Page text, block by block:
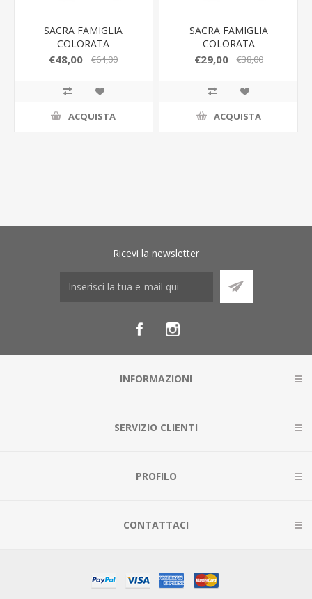
SACRA FAMIGLIA
COLORATA
81252/4LCOL
€48,00 €64,00
ACQUISTA
SACRA FAMIGLIA
COLORATA
81252/3LCOL
€29,00 €38,00
ACQUISTA
Ricevi la newsletter
INFORMAZIONI
SERVIZIO CLIENTI
PROFILO
CONTATTACI